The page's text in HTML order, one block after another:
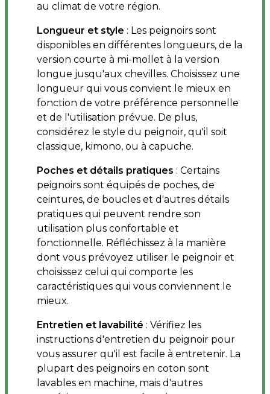
au climat de votre région.
Longueur et style : Les peignoirs sont
disponibles en différentes longueurs, de la
version courte à mi-mollet à la version
longue jusqu'aux chevilles. Choisissez une
longueur qui vous convient le mieux en
fonction de votre préférence personnelle
et de l'utilisation prévue. De plus,
considérez le style du peignoir, qu'il soit
classique, kimono, ou à capuche.
Poches et détails pratiques : Certains
peignoirs sont équipés de poches, de
ceintures, de boucles et d'autres détails
pratiques qui peuvent rendre son
utilisation plus confortable et
fonctionnelle. Réfléchissez à la manière
dont vous prévoyez utiliser le peignoir et
choisissez celui qui comporte les
caractéristiques qui vous conviennent le
mieux.
Entretien et lavabilité : Vérifiez les
instructions d'entretien du peignoir pour
vous assurer qu'il est facile à entretenir. La
plupart des peignoirs en coton sont
lavables en machine, mais d'autres